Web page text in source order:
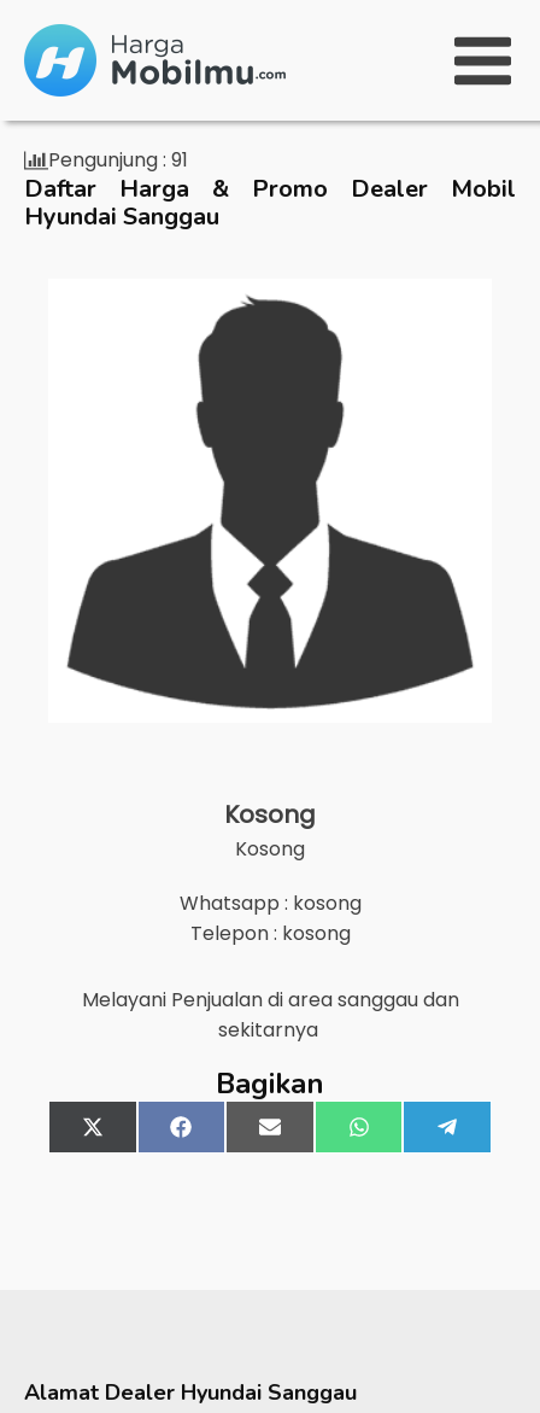
Pengunjung : 91
Daftar Harga & Promo Dealer Mobil
Hyundai Sanggau
Kosong
Kosong
Whatsapp : kosong
Telepon : kosong
Melayani Penjualan di areasanggaudan
sekitarnya
Bagikan
Share
on
X
(Twitter)
Share
on
FacebookShare
on
Email Share
on
WhatsApp
on
Alamat Dealer Hyundai Sanggau